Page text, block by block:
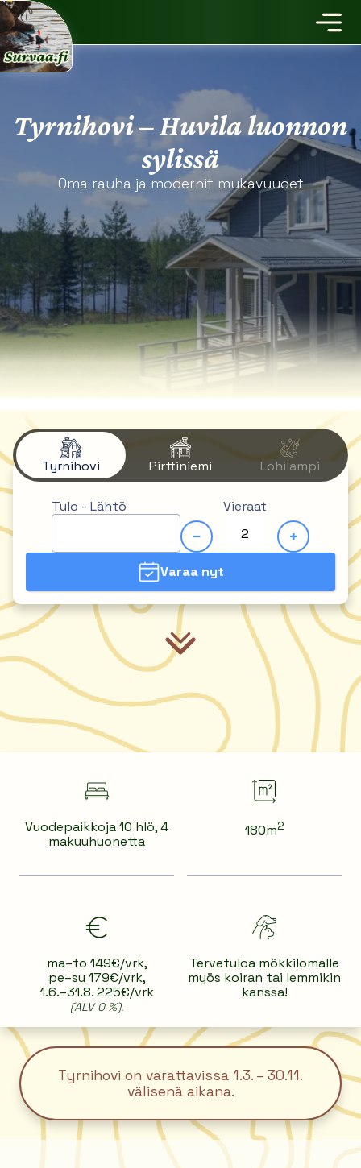
Tyrnihovi – Huvila luonnon
sylissä
Oma rauha ja modernit mukavuudet
Tyrnihovi Pirttiniemi Lohilampi
Tulo - Lähtö Vieraat
− +
Varaa nyt
Vuodepaikkoja 10 hlö, 4
makuuhuonetta
180m2
ma–to 149€/vrk,
pe–su 179€/vrk,
1.6.–31.8. 225€/vrk
(ALV 0 %).
Tervetuloa mökkilomalle
myös koiran tai lemmikin
kanssa!
Tyrnihovi on varattavissa 1.3. – 30.11.
välisenä aikana.